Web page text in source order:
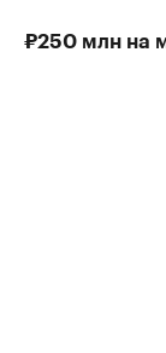
₽250 млн на